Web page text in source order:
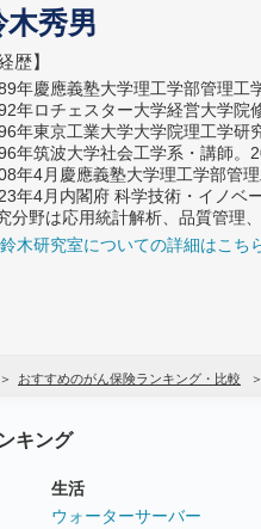
木秀男
歴】
年慶應義塾大学理工学部管理工
年ロチェスター大学経営大学院
年東京工業大学大学院理工学研
年筑波大学社会工学系・講師。
年4月慶應義塾大学理工学部管
年4月内閣府 科学技術・イノベ
分野は応用統計解析、品質管理
木研究室についての詳細はこち
おすすめのがん保険ランキング・比較
キング
生活
ウォーターサーバー